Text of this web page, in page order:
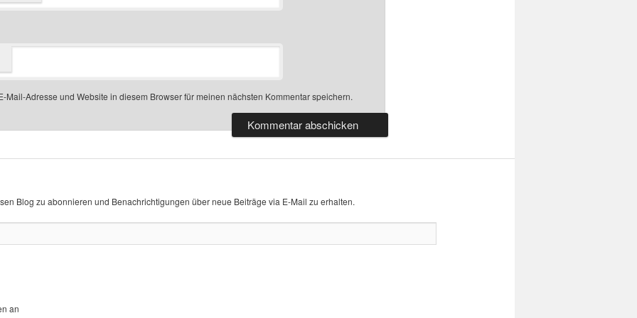
Mail-Adresse und Website in diesem Browser für meinen nächsten Kommentar speichern.
Blog zu abonnieren und Benachrichtigungen über neue Beiträge via E-Mail zu erhalten.
an